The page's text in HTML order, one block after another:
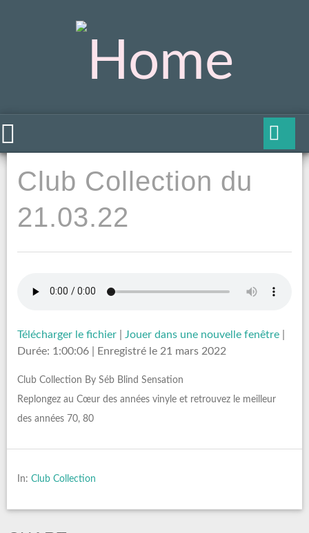
Club Collection du
21.03.22
Télécharger le fichier Jouer dans une nouvelle fenêtre
Durée: 1:00:06
Enregistré le 21 mars 2022
Club Collection By Séb Blind Sensation
Replongez au Cœur des années vinyle et retrouvez le meilleur
des années 70, 80
In: Club Collection